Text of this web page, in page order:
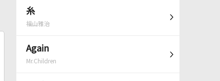
糸
福山雅治
Again
Mr.Children